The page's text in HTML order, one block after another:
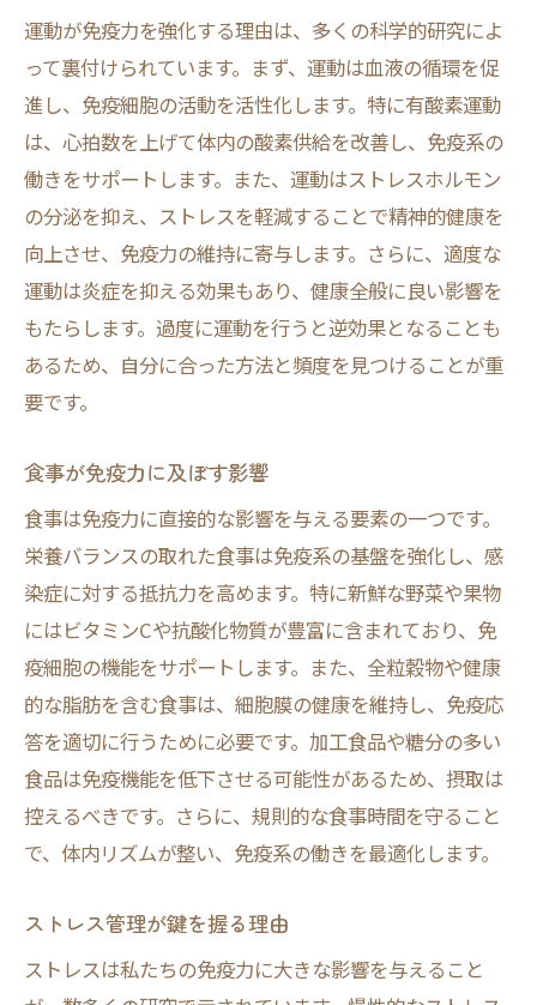
運動が免疫力を強化する理由は、多くの科学的研究によ
って裏付けられています。まず、運動は血液の循環を促
進し、免疫細胞の活動を活性化します。特に有酸素運動
は、心拍数を上げて体内の酸素供給を改善し、免疫系の
働きをサポートします。また、運動はストレスホルモン
の分泌を抑え、ストレスを軽減することで精神的健康を
向上させ、免疫力の維持に寄与します。さらに、適度な
運動は炎症を抑える効果もあり、健康全般に良い影響を
もたらします。過度に運動を行うと逆効果となることも
あるため、自分に合った方法と頻度を見つけることが重
要です。
食事が免疫力に及ぼす影響
食事は免疫力に直接的な影響を与える要素の一つです。
栄養バランスの取れた食事は免疫系の基盤を強化し、感
染症に対する抵抗力を高めます。特に新鮮な野菜や果物
にはビタミンCや抗酸化物質が豊富に含まれており、免
疫細胞の機能をサポートします。また、全粒穀物や健康
的な脂肪を含む食事は、細胞膜の健康を維持し、免疫応
答を適切に行うために必要です。加工食品や糖分の多い
食品は免疫機能を低下させる可能性があるため、摂取は
控えるべきです。さらに、規則的な食事時間を守ること
で、体内リズムが整い、免疫系の働きを最適化します。
ストレス管理が鍵を握る理由
ストレスは私たちの免疫力に大きな影響を与えること